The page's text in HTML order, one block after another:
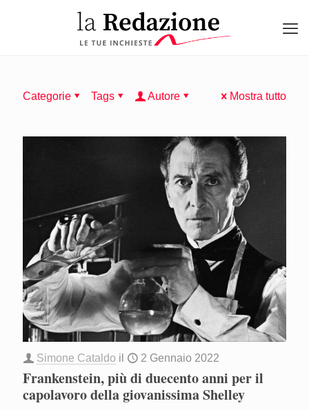
Categorie Tags Autore Mostra tutto
Simone Cataldo il 2 Gennaio 2022
Frankenstein, più di duecento anni per il
capolavoro della giovanissima Shelley